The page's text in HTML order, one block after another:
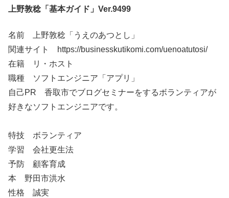
上野敦稔「基本ガイド」Ver.9499
名前 上野敦稔「うえのあつとし」
関連サイト https://businesskutikomi.com/uenoatutosi/
在籍 リ・ホスト
職種 ソフトエンジニア「アプリ」
自己PR 香取市でブログセミナーをするボランティアが
好きなソフトエンジニアです。
特技 ボランティア
学習 会社更生法
予防 顧客育成
本 野田市洪水
性格 誠実